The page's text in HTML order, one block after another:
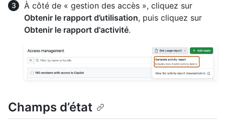
À côté de « gestion des accès », cliquez sur
Obtenir le rapport d’utilisation, puis cliquez sur
Obtenir le rapport d'activité.
Champs d’état